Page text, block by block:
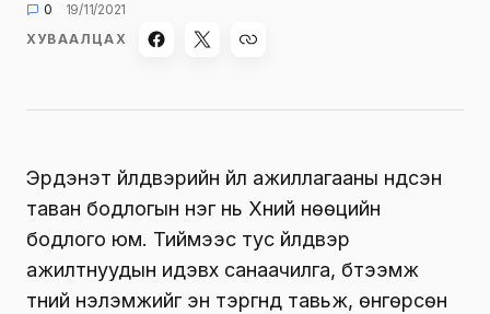
0
19/11/2021
ХУВААЛЦАХ
Эрдэнэт үйлдвэрийн үйл ажиллагааны үндсэн
таван бодлогын нэг нь Хүний нөөцийн
бодлого юм. Тиймээс тус үйлдвэр
ажилтнуудын идэвх санаачилга, бүтээмж
түүний үнэлэмжийг эн тэргүүнд тавьж, өнгөрсөн